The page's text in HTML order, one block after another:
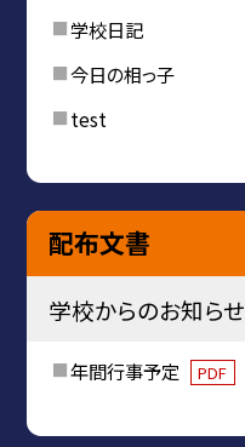
学校日記
今日の相っ子
test
配布文書
学校からのお知らせ
年間行事予定 PDF